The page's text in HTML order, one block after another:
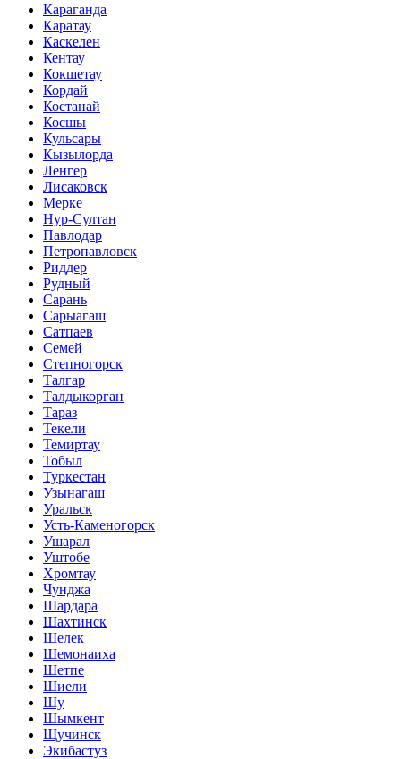
Караганда
Каратау
Каскелен
Кентау
Кокшетау
Кордай
Костанай
Косшы
Кульсары
Кызылорда
Ленгер
Лисаковск
Мерке
Нур-Султан
Павлодар
Петропавловск
Риддер
Рудный
Сарань
Сарыагаш
Сатпаев
Семей
Степногорск
Талгар
Талдыкорган
Тараз
Текели
Темиртау
Тобыл
Туркестан
Узынагаш
Уральск
Усть-Каменогорск
Ушарал
Уштобе
Хромтау
Чунджа
Шардара
Шахтинск
Шелек
Шемонаиха
Шетпе
Шиели
Шу
Шымкент
Щучинск
Экибастуз